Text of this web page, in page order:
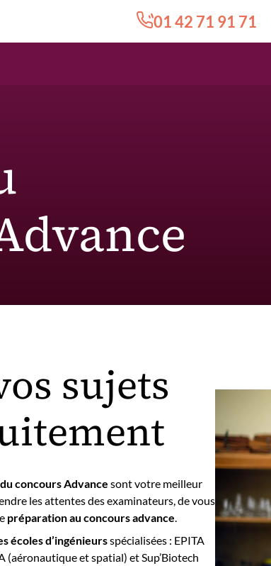
01 42 71 91 71
sujets
concours Advance sont votre meilleur
les attentes des examinateurs, de vous
préparation au concours advance
écoles d’ingénieursspécialisées : EPITA
(aéronautique et spatial) et Sup’Biotech